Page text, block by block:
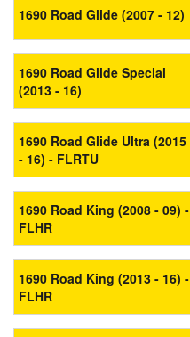
1690 Road Glide (2007 - 12)
1690 Road Glide Special
(2013 - 16)
1690 Road Glide Ultra (2015
- 16) - FLRTU
1690 Road King (2008 - 09) -
FLHR
1690 Road King (2013 - 16) -
FLHR